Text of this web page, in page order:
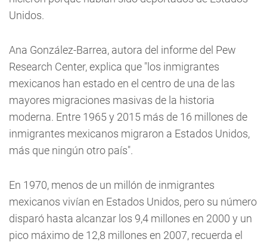
Unidos.
Ana González-Barrea, autora del informe del Pew
Research Center, explica que "los inmigrantes
mexicanos han estado en el centro de una de las
mayores migraciones masivas de la historia
moderna. Entre 1965 y 2015 más de 16 millones de
inmigrantes mexicanos migraron a Estados Unidos,
más que ningún otro país".
En 1970, menos de un millón de inmigrantes
mexicanos vivían en Estados Unidos, pero su número
disparó hasta alcanzar los 9,4 millones en 2000 y un
pico máximo de 12,8 millones en 2007, recuerda el